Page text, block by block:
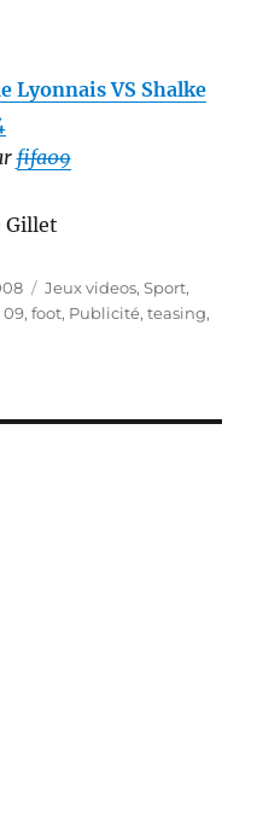
Lyonnais VS Shalke
fifa09
Gillet
Catégories
Jeux videos,Sport,
09,foot, Publicité,teasing,